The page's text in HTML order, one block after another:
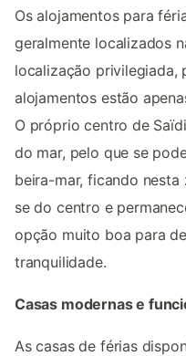
Os alojamentos para
geralmente localizados
localização privilegiada,
alojamentos estão
O próprio centro de
do mar, pelo que se
beira-mar, ficando
se do centro e
opção muito boa para
tranquilidade.
Casas modernas e
As casas de férias